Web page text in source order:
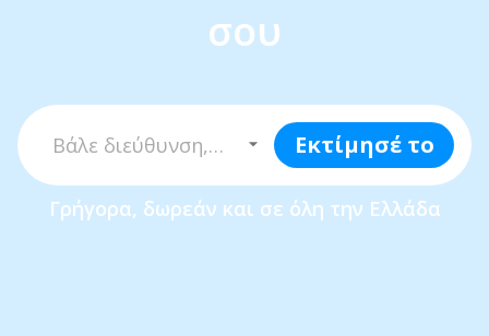
σου
Εκτίμησέ το
Γρήγορα, δωρεάν και σε όλη την Ελλάδα